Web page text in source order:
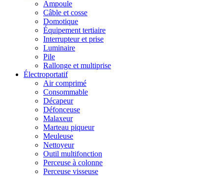
Ampoule
Câble et cosse
Domotique
Équipement tertiaire
Interrupteur et prise
Luminaire
Pile
Rallonge et multiprise
Électroportatif
Air comprimé
Consommable
Décapeur
Défonceuse
Malaxeur
Marteau piqueur
Meuleuse
Nettoyeur
Outil multifonction
Perceuse à colonne
Perceuse visseuse